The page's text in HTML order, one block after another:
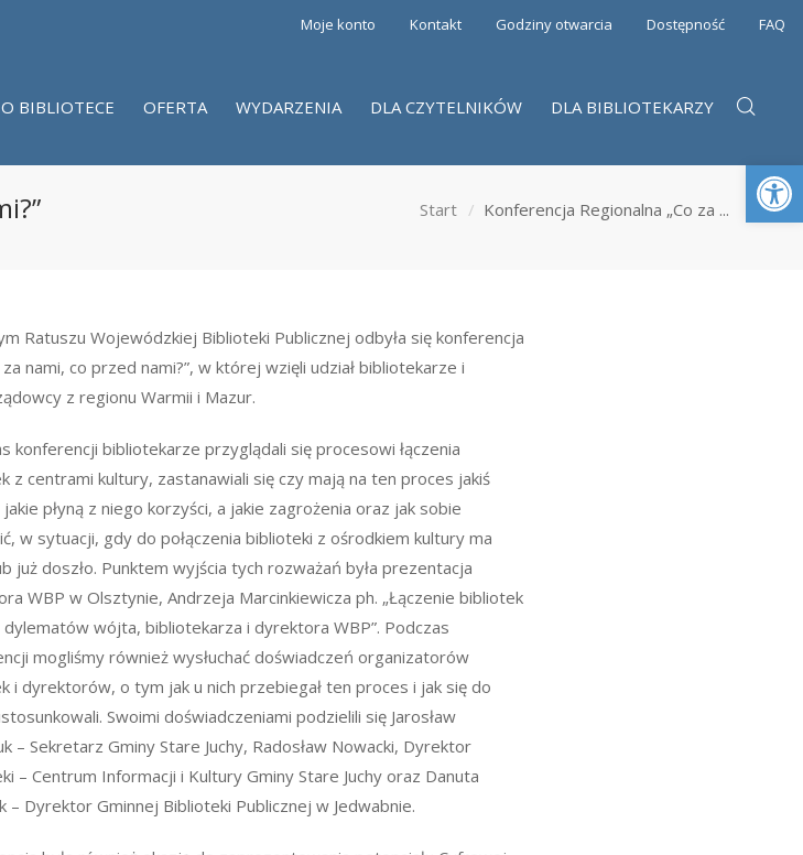
Moje konto Kontakt Godziny otwarcia Dostępność FAQ
O BIBLIOTECE OFERTA WYDARZENIA DLA CZYTELNIKÓW DLA BIBLIOTEKARZY
Start Konferencja Regionalna „Co za ...
Ratuszu Wojewódzkiej Biblioteki Publicznej odbyła się konferencja
za nami, co przed nami?”, w której wzięli udział bibliotekarze i
z regionu Warmii i Mazur.
konferencji bibliotekarze przyglądali się procesowi łączenia
z centrami kultury, zastanawiali się czy mają na ten proces jakiś
jakie płyną z niego korzyści, a jakie zagrożenia oraz jak sobie
w sytuacji, gdy do połączenia biblioteki z ośrodkiem kultury ma
już doszło. Punktem wyjścia tych rozważań była prezentacja
WBP w Olsztynie, Andrzeja Marcinkiewicza ph. „Łączenie bibliotek
dylematów wójta, bibliotekarza i dyrektora WBP”. Podczas
mogliśmy również wysłuchać doświadczeń organizatorów
i dyrektorów, o tym jak u nich przebiegał ten proces i jak się do
Swoimi doświadczeniami podzielili się Jarosław
– Sekretarz Gminy Stare Juchy, Radosław Nowacki, Dyrektor
– Centrum Informacji i Kultury Gminy Stare Juchy oraz Danuta
– Dyrektor Gminnej Biblioteki Publicznej w Jedwabnie.